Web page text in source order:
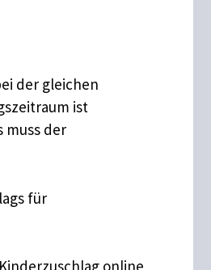
der gleichen
ist
muss der
für